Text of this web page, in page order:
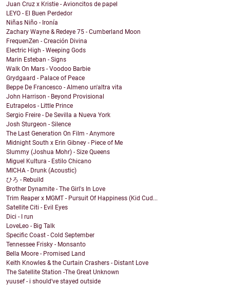
Juan Cruz x Kristie - Avioncitos de papel
LEYO - El Buen Perdedor
Niñas Niño - Ironía
Zachary Wayne & Redeye 75 - Cumberland Moon
FrequenZen - Creación Divina
Electric High - Weeping Gods
Marin Esteban - Signs
Walk On Mars - Voodoo Barbie
Grydgaard - Palace of Peace
Beppe De Francesco - Almeno un'altra vita
John Harrison - Beyond Provisional
Eutrapelos - Little Prince
Sergio Freire - De Sevilla a Nueva York
Josh Sturgeon - Silence
The Last Generation On Film - Anymore
Midnight South x Erin Gibney - Piece of Me
Slummy (Joshua Mohr) - Size Queens
Miguel Kultura - Estilo Chicano
MICHA - Drunk (Acoustic)
ひろ - Rebuild
Brother Dynamite - The Girl's In Love
Trim Reaper x MGMT - Pursuit Of Happiness (Kid Cud...
Satellite Citi - Evil Eyes
Dici - I run
LoveLeo - Big Talk
Specific Coast - Cold September
Tennessee Frisky - Monsanto
Bella Moore - Promised Land
Keith Knowles & the Curtain Crashers - Distant Love
The Satellite Station -The Great Unknown
yuusef - i should've stayed outside